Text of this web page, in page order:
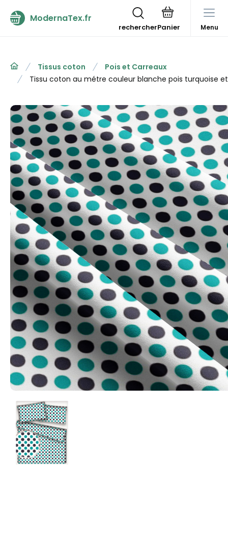
ModernaTex.fr
rechercher Menu
Tissus coton
Pois et Carreaux
Tissu coton au métre couleur blanche pois turquoise